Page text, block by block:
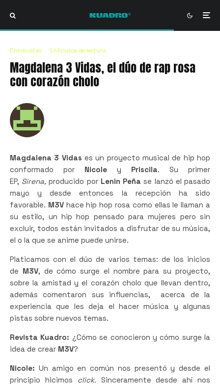
Entrevistas · 5 Minutos de lectura
Magdalena 3 Vidas, el dúo de rap rosa
con corazón cholo
Magdalena 3 Vidas es un proyecto musical de hip hop
conformado por Nicole y Priscila. Su primer
EP, Sirena,producido por Lenin Peña se lanzó el pasado
mayo y desde entonces la recepción ha sido
favorable. M3V hace hip hop rosa como ellas le llaman a
su estilo, un hip hop pensado para mujeres pero sin
excluir, todos están invitados a disfrutar de su música,
el o la que se anime puede unirse.
Platicamos con el dúo de varios temas: de los inicios
de M3V, de cómo surge el nombre para su proyecto,
sobre la amistad y el corazón cholo que llevan dentro,
además comentaron sus influencias, acerca de la
experiencia que les deja el hacer música y algunas
pistas sobre nuevos temas.
Revista Kuadro: ¿Cómo se conocieron y cómo surge la
idea de crear M3V?
Nicole: Un amigo en común nos presentó y desde el
principio hicimos click. Sinceramente desde ahí nos